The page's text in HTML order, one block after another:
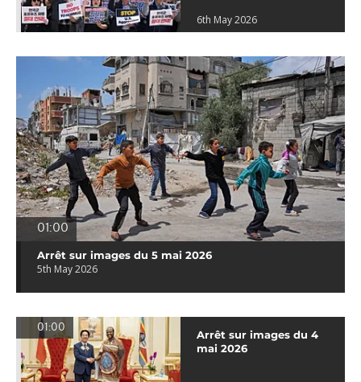
6th May 2026
01:00
Arrêt sur images du 5 mai 2026
5th May 2026
01:00
Arrêt sur images du 4
mai 2026